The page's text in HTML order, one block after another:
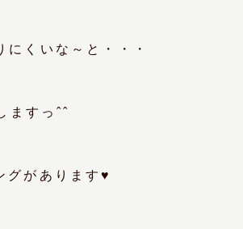
くいな～と・・・
ますっˆˆ
グがあります♥